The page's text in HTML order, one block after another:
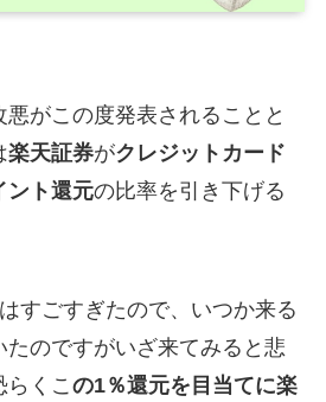
がこの度発表されることと
楽天証券がクレジットカード
ント還元の比率を引き下げる
すごすぎたので、いつか来る
たのですがいざ来てみると悲
らくこの1％還元を目当てに楽